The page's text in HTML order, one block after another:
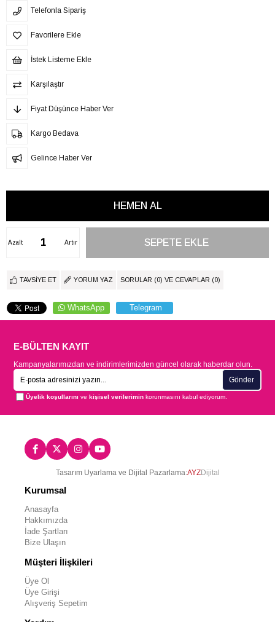
Telefonla Sipariş
Favorilere Ekle
İstek Listeme Ekle
Karşılaştır
Fiyat Düşünce Haber Ver
Kargo Bedava
Gelince Haber Ver
Artır
Azalt
TAVSIYE ET YORUM YAZ SORULAR (0) VE CEVAPLAR (0)
WhatsApp Telegram
E-BÜLTEN KAYIT
Kampanyalarımızdan ve indirimlerimizden güncel olarak haberdar olun.
Gönder
Üyelik koşullarını vekişisel verilerimin korunmasını kabul ediyorum.
Tasarım Uyarlama ve Dijital Pazarlama:AYZDijital
Kurumsal
Anasayfa
Hakkımızda
İade Şartları
Bize Ulaşın
Müşteri İlişkileri
Üye Ol
Üye Girişi
Alışveriş Sepetim